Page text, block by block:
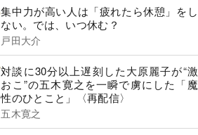
集中力が高い人は「疲れたら休憩」をし
ない。では、いつ休む？
戸田大介
対談に30分以上遅刻した大原麗子が“激
おこ”の五木寛之を一瞬で虜にした「魔
性のひとこと」〈再配信〉
五木寛之